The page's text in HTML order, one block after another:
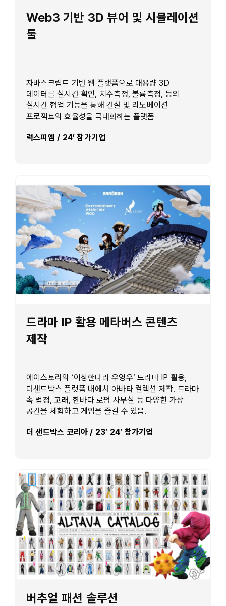
Web3 기반 3D 뷰어 및 시뮬레이션
툴
자바스크립트 기반 웹 플랫폼으로 대용량 3D
데이터를 실시간 확인, 치수측정, 볼륨측정, 등의
실시간 협업 기능을 통해 건설 및 리노베이션
프로젝트의 효율성을 극대화하는 플랫폼
럭스피엠 / 24′ 참가기업
드라마 IP 활용 메타버스 콘텐츠
제작
에이스토리의 ‘이상한나라 우영우‘ 드라마 IP 활용,
더샌드박스 플랫폼 내에서 아바타 컬렉션 제작. 드라마
속 법정, 고래, 한바다 로펌 사무실 등 다양한 가상
공간을 체험하고 게임을 즐길 수 있음.
더 샌드박스 코리아 / 23′ 24′ 참가기업
버추얼 패션 솔루션